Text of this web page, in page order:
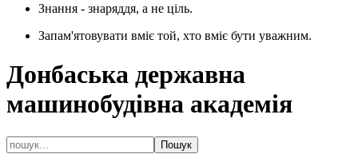
Знання - знаряддя, а не ціль.
Запам'ятовувати вміє той, хто вміє бути уважним.
Донбаська державна
машинобудівна академія